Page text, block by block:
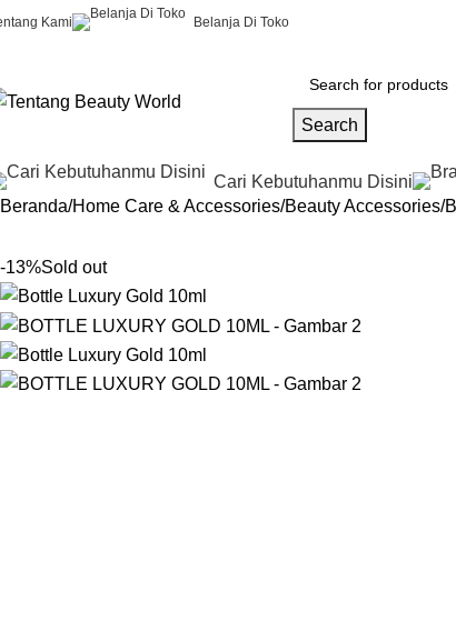
Kami Belanja Di Toko
Search
Cari Kebutuhanmu Disini
Beranda Home Care & Accessories Beauty Accessories
-13%Sold out